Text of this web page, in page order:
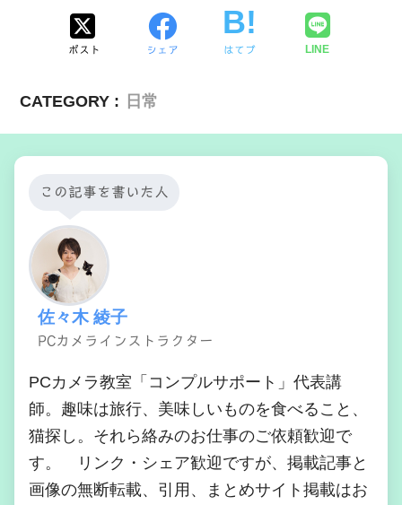
ポスト シェア はてブ LINE
CATEGORY : 日常
この記事を書いた人
佐々木 綾子
PCカメラインストラクター
PCカメラ教室「コンプルサポート」代表講
師。趣味は旅行、美味しいものを食べること、
猫探し。それら絡みのお仕事のご依頼歓迎で
す。 リンク・シェア歓迎ですが、掲載記事と
画像の無断転載、引用、まとめサイト掲載はお